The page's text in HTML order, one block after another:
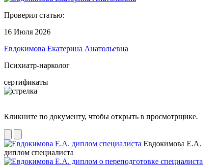
Проверил статью:
16 Июля 2026
Евдокимова Екатерина Анатольевна
Психиатр-нарколог
сертификаты
Кликните по документу, чтобы открыть в просмотрщике.
Евдокимова Е.А.
диплом специалиста